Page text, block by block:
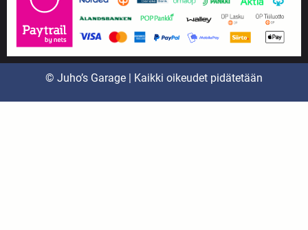
© Juho’s Garage | Kaikki oikeudet pidätetään